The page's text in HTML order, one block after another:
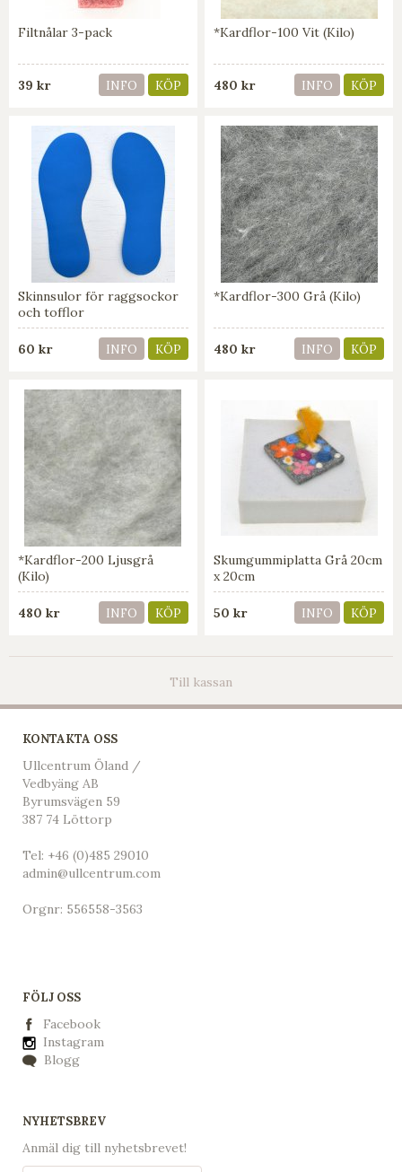
Filtnålar 3-pack
39 kr INFO KÖP
*Kardflor-100 Vit (Kilo)
480 kr INFO KÖP
Skinnsulor för raggsockor
och tofflor
60 kr INFO KÖP
*Kardflor-300 Grå (Kilo)
480 kr INFO KÖP
*Kardflor-200 Ljusgrå
(Kilo)
480 kr INFO KÖP
Skumgummiplatta Grå 20cm
x 20cm
50 kr INFO KÖP
Till kassan
KONTAKTA OSS
Ullcentrum Öland /
Vedbyäng AB
Byrumsvägen 59
387 74 Löttorp
Tel: +46 (0)485 29010
admin@ullcentrum.com
Orgnr: 556558-3563
FÖLJ OSS
Facebook
Instagram
Blogg
NYHETSBREV
Anmäl dig till nyhetsbrevet!